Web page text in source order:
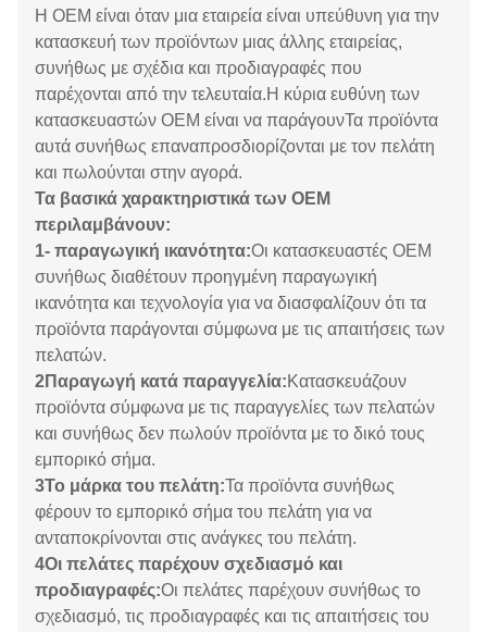
Η OEM είναι όταν μια εταιρεία είναι υπεύθυνη για την
κατασκευή των προϊόντων μιας άλλης εταιρείας,
συνήθως με σχέδια και προδιαγραφές που
παρέχονται από την τελευταία.Η κύρια ευθύνη των
κατασκευαστών OEM είναι να παράγουνΤα προϊόντα
αυτά συνήθως επαναπροσδιορίζονται με τον πελάτη
και πωλούνται στην αγορά.
Τα βασικά χαρακτηριστικά των OEM
περιλαμβάνουν:
1- παραγωγική ικανότητα:Οι κατασκευαστές OEM
συνήθως διαθέτουν προηγμένη παραγωγική
ικανότητα και τεχνολογία για να διασφαλίζουν ότι τα
προϊόντα παράγονται σύμφωνα με τις απαιτήσεις των
πελατών.
2Παραγωγή κατά παραγγελία:Κατασκευάζουν
προϊόντα σύμφωνα με τις παραγγελίες των πελατών
και συνήθως δεν πωλούν προϊόντα με το δικό τους
εμπορικό σήμα.
3Το μάρκα του πελάτη:Τα προϊόντα συνήθως
φέρουν το εμπορικό σήμα του πελάτη για να
ανταποκρίνονται στις ανάγκες του πελάτη.
4Οι πελάτες παρέχουν σχεδιασμό και
προδιαγραφές:Οι πελάτες παρέχουν συνήθως το
σχεδιασμό, τις προδιαγραφές και τις απαιτήσεις του